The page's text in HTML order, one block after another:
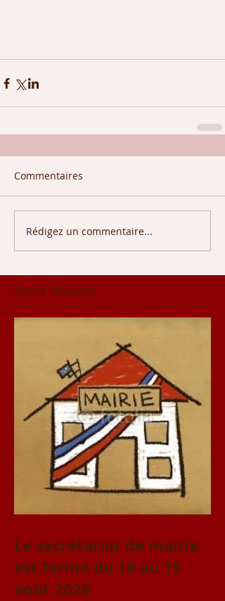
Commentaires
Rédigez un commentaire...
Posts Récents
Le secrétariat de mairie
est fermé du 10 au 15
août 2026